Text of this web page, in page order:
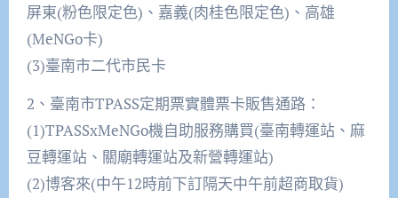
屏東(粉色限定色)、嘉義(肉桂色限定色)、高雄
(MeNGo卡)
(3)臺南市二代市民卡
2、臺南市TPASS定期票實體票卡販售通路：
(1)TPASSxMeNGo機自助服務購買(臺南轉運站、麻
豆轉運站、關廟轉運站及新營轉運站)
(2)博客來(中午12時前下訂隔天中午前超商取貨)